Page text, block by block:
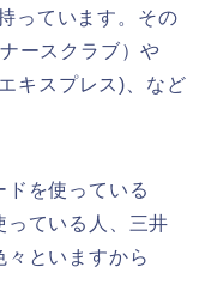
っています。その
ースクラブ）や
キスプレス)、など
ドを使っている
っている人、三井
といますから